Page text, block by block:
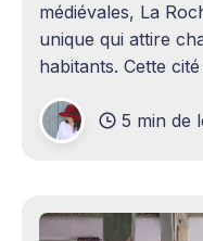
médiévales, La
unique qui attire
habitants. Cette
séduisant aussi
cadre de vie
5 min de